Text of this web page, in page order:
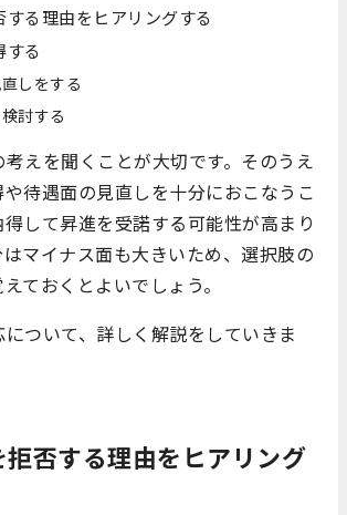
する理由をヒアリングする
する
しをする
討する
考えを聞くことが大切です。そのうえ
待遇面の見直しを十分におこなうこ
して昇進を受諾する可能性が高まり
はマイナス面も大きいため、選択肢の
ておくとよいでしょう。
ついて、詳しく解説をしていきま
否する理由をヒアリング